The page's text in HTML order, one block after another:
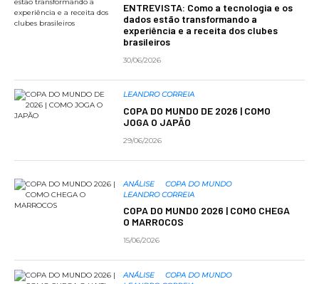
ENTREVISTA: Como a tecnologia e os
dados estão transformando a
experiência e a receita dos clubes
brasileiros
30/06/2026
LEANDRO CORREIA
COPA DO MUNDO DE 2026 | COMO
JOGA O JAPÃO
29/06/2026
ANÁLISE
COPA DO MUNDO
LEANDRO CORREIA
COPA DO MUNDO 2026 | COMO CHEGA
O MARROCOS
15/06/2026
ANÁLISE
COPA DO MUNDO